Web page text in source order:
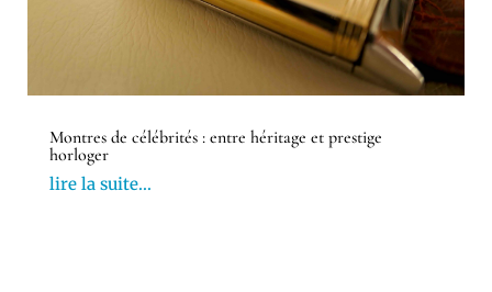
Montres de célébrités : entre héritage et prestige
horloger
lire la suite...